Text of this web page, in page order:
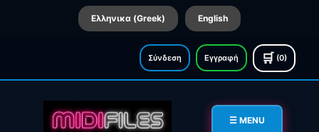
Ελληνικα (Greek) English
Σύνδεση Εγγραφή 🛒 (0)
☰ MENU